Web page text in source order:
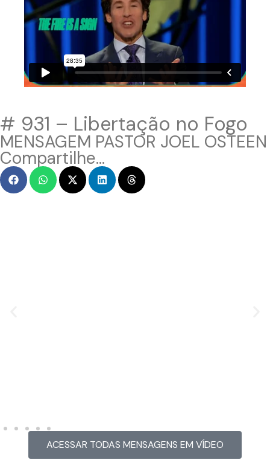
# 931 – Libertação no Fogo
MENSAGEM PASTOR JOEL OSTEEN
Compartilhe...
ACESSAR TODAS MENSAGENS EM VÍDEO